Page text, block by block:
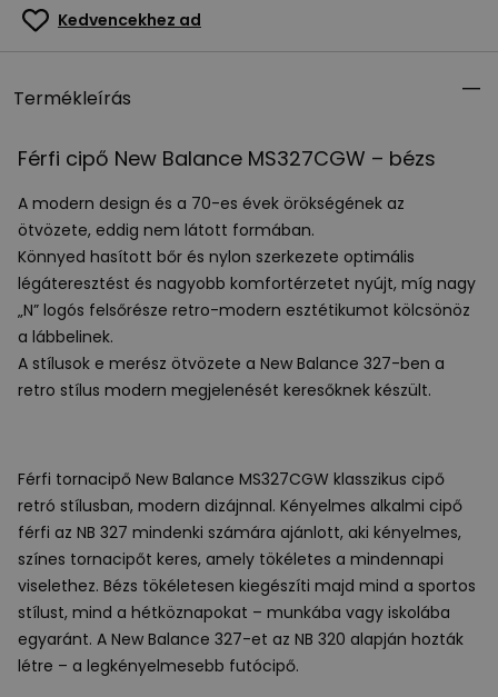
Kedvencekhez ad
Termékleírás
Férfi cipő New Balance MS327CGW – bézs
A modern design és a 70-es évek örökségének az
ötvözete, eddig nem látott formában.
Könnyed hasított bőr és nylon szerkezete optimális
légáteresztést és nagyobb komfortérzetet nyújt, míg nagy
„N” logós felsőrésze retro-modern esztétikumot kölcsönöz
a lábbelinek.
A stílusok e merész ötvözete a New Balance 327-ben a
retro stílus modern megjelenését keresőknek készült.
Férfi tornacipő New Balance MS327CGW klasszikus cipő
retró stílusban, modern dizájnnal. Kényelmes alkalmi cipő
férfi az NB 327 mindenki számára ajánlott, aki kényelmes,
színes tornacipőt keres, amely tökéletes a mindennapi
viselethez. Bézs tökéletesen kiegészíti majd mind a sportos
stílust, mind a hétköznapokat – munkába vagy iskolába
egyaránt. A New Balance 327-et az NB 320 alapján hozták
létre – a legkényelmesebb futócipő.